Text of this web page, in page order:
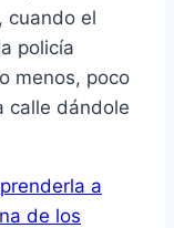
cuando el
policí­a
menos, poco
calle dándole
a
de los